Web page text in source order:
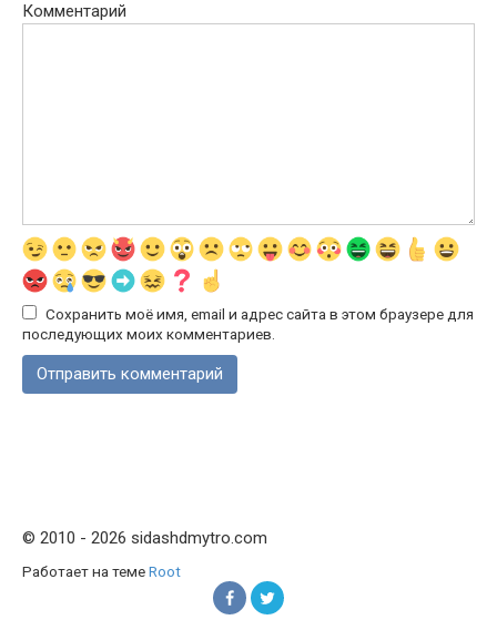
Комментарий
Сохранить моё имя, email и адрес сайта в этом браузере для
последующих моих комментариев.
© 2010 - 2026 sidashdmytro.com
Работает на темеRoot